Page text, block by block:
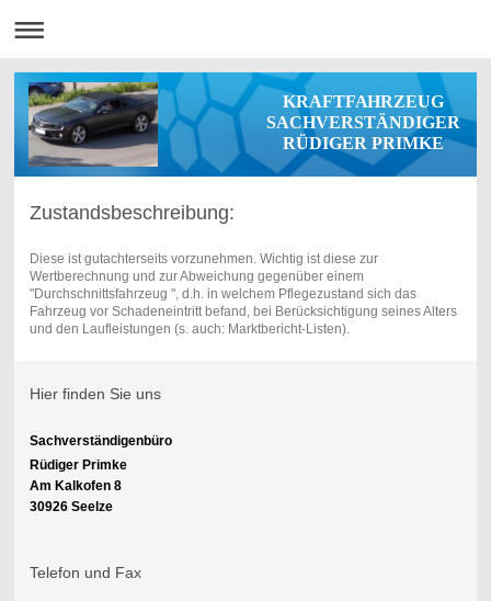
KRAFTFAHRZEUG
SACHVERSTÄNDIGER
RÜDIGER PRIMKE
Zustandsbeschreibung:
Diese ist gutachterseits vorzunehmen. Wichtig ist diese zur
Wertberechnung und zur Abweichung gegenüber einem
"Durchschnittsfahrzeug ", d.h. in welchem Pflegezustand sich das
Fahrzeug vor Schadeneintritt befand, bei Berücksichtigung seines Alters
und den Laufleistungen (s. auch: Marktbericht-Listen).
Hier finden Sie uns
Sachverständigenbüro
Rüdiger Primke
Am Kalkofen 8
30926 Seelze
Telefon und Fax